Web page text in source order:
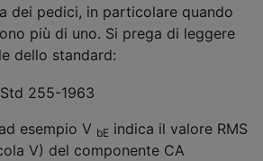
dei pedici, in particolare quando
più di uno. Si prega di leggere
dello standard:
esempio V bE indica il valore RMS
V) del componente CA